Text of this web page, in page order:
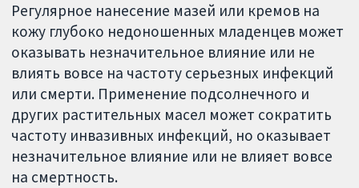
Регулярное нанесение мазей или кремов на
кожу глубоко недоношенных младенцев может
оказывать незначительное влияние или не
влиять вовсе на частоту серьезных инфекций
или смерти. Применение подсолнечного и
других растительных масел может сократить
частоту инвазивных инфекций, но оказывает
незначительное влияние или не влияет вовсе
на смертность.